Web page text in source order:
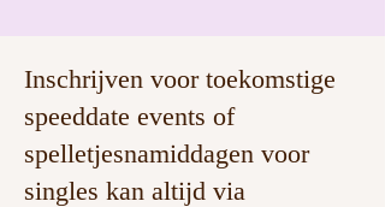
Inschrijven voor toekomstige
speeddate events of
spelletjesnamiddagen voor
singles kan altijd via